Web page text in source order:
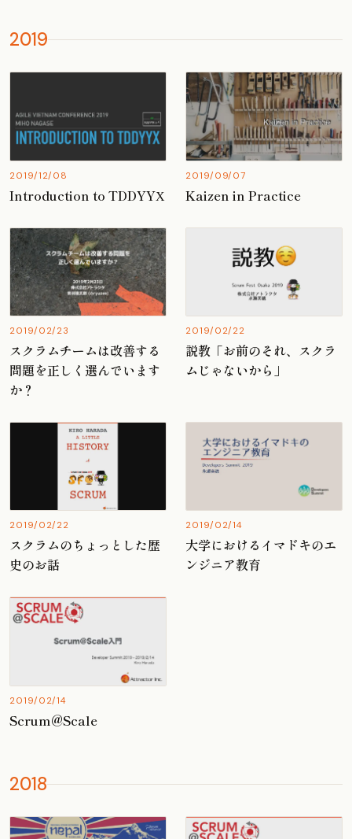
2019
2019/12/08
Introduction to TDDYYΧ
2019/09/07
Kaizen in Practice
2019/02/23
スクラムチームは改善する
問題を正しく選んでいます
か？
2019/02/22
説教「お前のそれ、スクラ
ムじゃないから」
2019/02/22
スクラムのちょっとした歴
史のお話
2019/02/14
大学におけるイマドキのエ
ンジニア教育
2019/02/14
Scrum@Scale
2018